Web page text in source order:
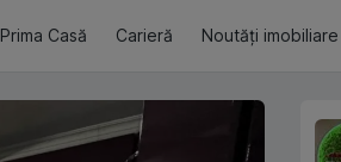
Prima Casă Carieră Noutăți imobiliare